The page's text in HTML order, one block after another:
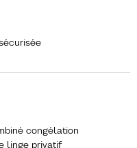
congélation
linge privatif